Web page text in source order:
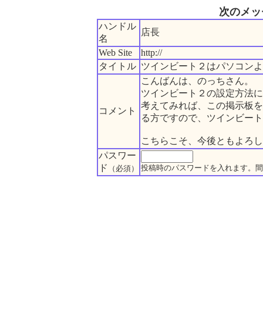
次のメ
ハンドル
名
店長
Web Site
http://
タイトル ツインビート２はパソコン
コメント
こんばんは、のっちさん。
ツインビート２の設定方法
考えてみれば、この掲示板
る方ですので、ツインビー
こちらこそ、今後ともよろ
パスワー
ド
（必須） 投稿時のパスワードを入れます。